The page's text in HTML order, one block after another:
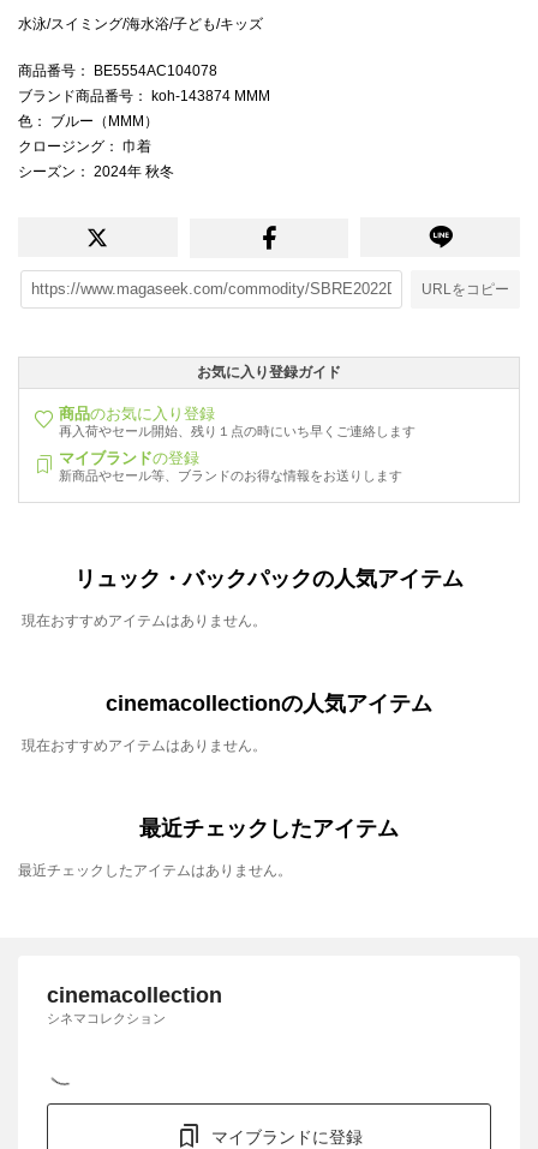
水泳/スイミング/海水浴/子ども/キッズ
商品番号 ： BE5554AC104078
ブランド商品番号 ： koh-143874 MMM
色 ： ブルー（MMM）
クロージング ： 巾着
シーズン ： 2024年 秋冬
URLをコピー
お気に入り登録ガイド
商品のお気に入り登録
再入荷やセール開始、残り１点の時にいち早くご連絡します
マイブランドの登録
新商品やセール等、ブランドのお得な情報をお送りします
リュック・バックパックの人気アイテム
現在おすすめアイテムはありません。
cinemacollectionの人気アイテム
現在おすすめアイテムはありません。
最近チェックしたアイテム
最近チェックしたアイテムはありません。
cinemacollection
シネマコレクション
マイブランドに登録